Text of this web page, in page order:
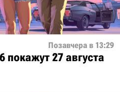
Позавчера в 13:29
покажут 27 августа